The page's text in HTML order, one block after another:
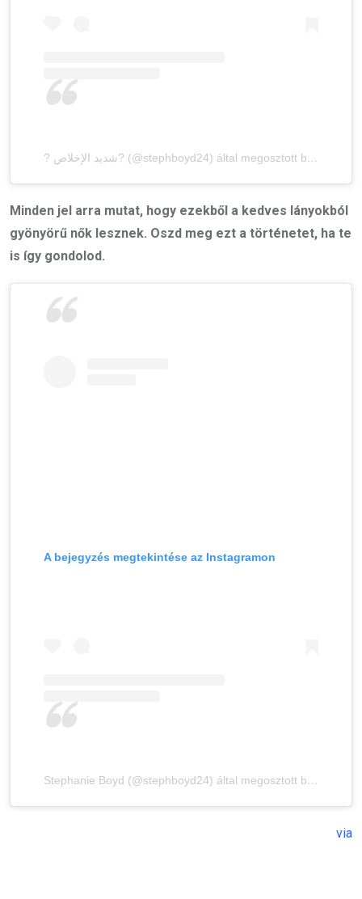
? شديد الإخلاص? (@stephboyd24) által megosztott bejegyzés
Minden jel arra mutat, hogy ezekből a kedves lányokból
gyönyörű nők lesznek. Oszd meg ezt a történetet, ha te
is így gondolod.
A bejegyzés megtekintése az Instagramon
Stephanie Boyd (@stephboyd24) által megosztott bejegyzés
via